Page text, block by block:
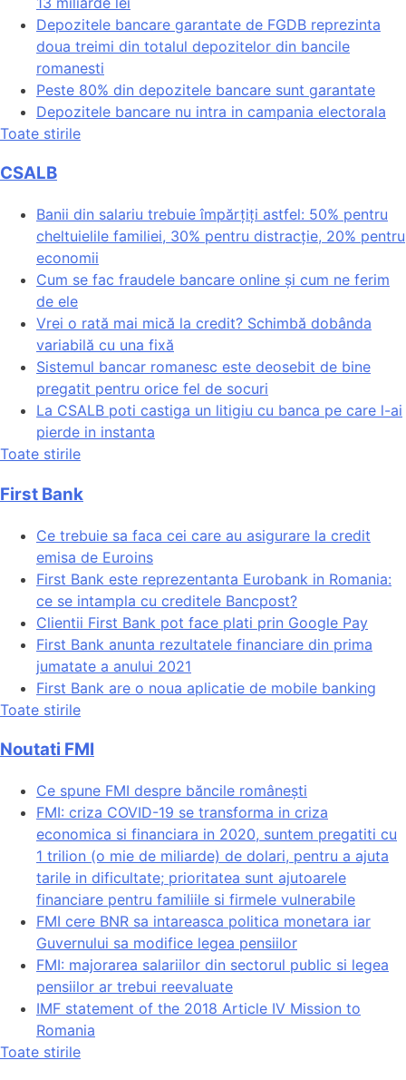
Depozitele bancare garantate de FGDB reprezinta
doua treimi din totalul depozitelor din bancile
romanesti
Peste 80% din depozitele bancare sunt garantate
Depozitele bancare nu intra in campania electorala
Toate stirile
CSALB
Banii din salariu trebuie împărțiți astfel: 50% pentru
cheltuielile familiei, 30% pentru distracție, 20% pentru
economii
Cum se fac fraudele bancare online și cum ne ferim
de ele
Vrei o rată mai mică la credit? Schimbă dobânda
variabilă cu una fixă
Sistemul bancar romanesc este deosebit de bine
pregatit pentru orice fel de socuri
La CSALB poti castiga un litigiu cu banca pe care l-ai
pierde in instanta
Toate stirile
First Bank
Ce trebuie sa faca cei care au asigurare la credit
emisa de Euroins
First Bank este reprezentanta Eurobank in Romania:
ce se intampla cu creditele Bancpost?
Clientii First Bank pot face plati prin Google Pay
First Bank anunta rezultatele financiare din prima
jumatate a anului 2021
First Bank are o noua aplicatie de mobile banking
Toate stirile
Noutati FMI
Ce spune FMI despre băncile românești
FMI: criza COVID-19 se transforma in criza
economica si financiara in 2020, suntem pregatiti cu
1 trilion (o mie de miliarde) de dolari, pentru a ajuta
tarile in dificultate; prioritatea sunt ajutoarele
financiare pentru familiile si firmele vulnerabile
FMI cere BNR sa intareasca politica monetara iar
Guvernului sa modifice legea pensiilor
FMI: majorarea salariilor din sectorul public si legea
pensiilor ar trebui reevaluate
IMF statement of the 2018 Article IV Mission to
Romania
Toate stirile